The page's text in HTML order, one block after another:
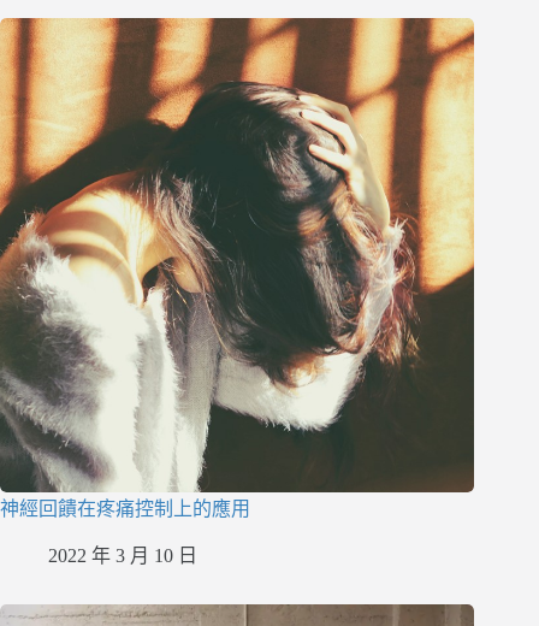
神經回饋在疼痛控制上的應用
2022 年 3 月 10 日